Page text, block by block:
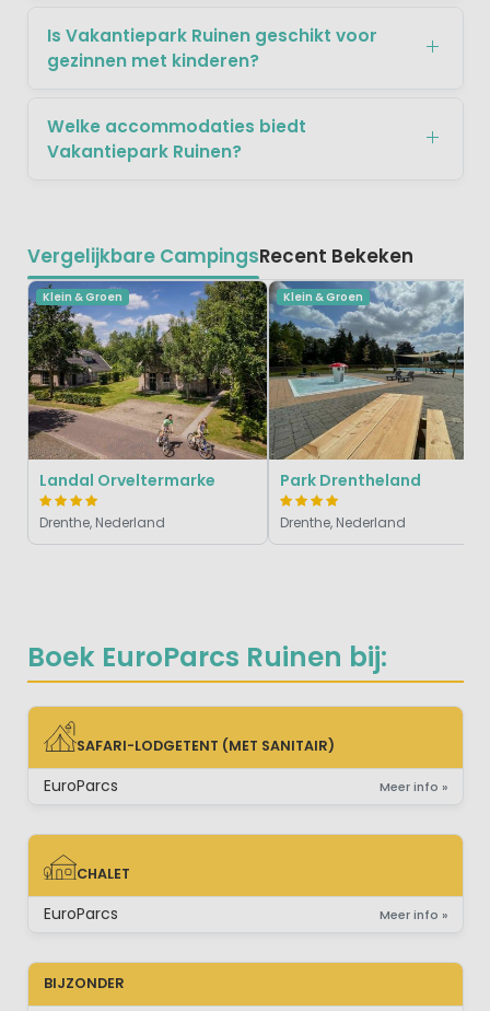
Boek EuroParcs Ruinen bij:
SAFARI-LODGETENT (MET SANITAIR)
SAFARI-LODGETENT (MET SANITAIR)
EuroParcs Meer info »
CHALET
CHALET
EuroParcs Meer info »
BIJZONDER
Is Vakantiepark Ruinen geschikt voor
gezinnen met kinderen?
Welke accommodaties biedt
Vakantiepark Ruinen?
Vergelijkbare CampingsRecent Bekeken
Klein & Groen
Landal Orveltermarke
Drenthe, Nederland
Klein & Groen
Park Drentheland
Drenthe, Nederland